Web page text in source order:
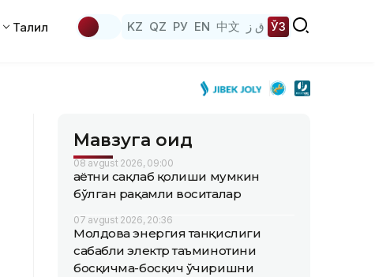
Таҳлил KZ QZ РУ EN 中文 ق ز ЎЗ
Мавзуга оид
08 avgust 2026, 09:00
Ҳаётни сақлаб қолиши мумкин
бўлган рақамли воситалар
07 avgust 2026, 20:36
Молдова энергия танқислиги
сабабли электр таъминотини
босқичма-босқич ўчиришни